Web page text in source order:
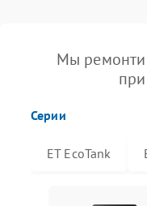
Мы
Серии
ET EcoTank